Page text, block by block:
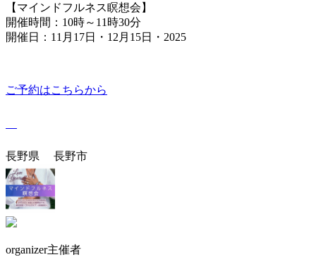
【マインドフルネス瞑想会】
開催時間：10時～11時30分
開催日：11月17日・12月15日・2025
ご予約はこちらから
長野県 長野市
organizer主催者